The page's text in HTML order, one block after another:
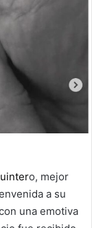
o, mejor
a su
una emotiva